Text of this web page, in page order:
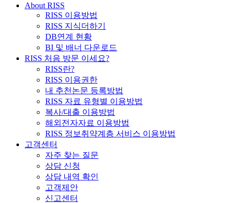
About RISS
RISS 이용방법
RISS 지식더하기
DB연계 현황
BI 및 배너 다운로드
RISS 처음 방문 이세요?
RISS란?
RISS 이용권한
내 추천논문 등록방법
RISS 자료 유형별 이용방법
복사/대출 이용방법
해외전자자료 이용방법
RISS 정보취약계층 서비스 이용방법
고객센터
자주 찾는 질문
상담 신청
상담 내역 확인
고객제안
신고센터